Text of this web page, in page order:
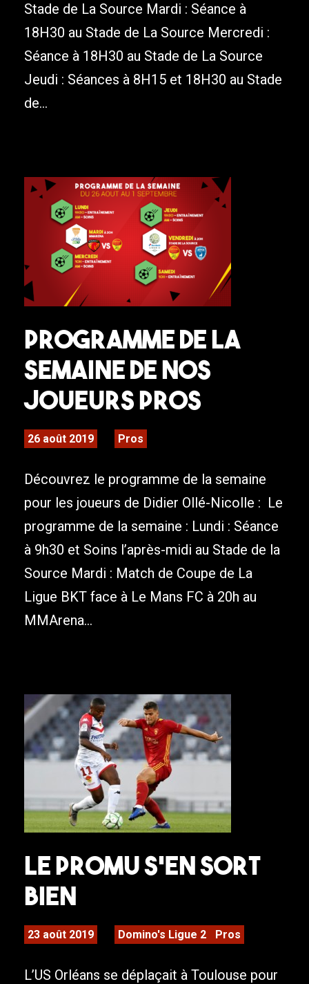
Stade de La Source Mardi : Séance à
18H30 au Stade de La Source Mercredi :
Séance à 18H30 au Stade de La Source
Jeudi : Séances à 8H15 et 18H30 au Stade
de...
Programme de la
semaine de nos
joueurs pros
26 août 2019 Pros
Découvrez le programme de la semaine
pour les joueurs de Didier Ollé-Nicolle : Le
programme de la semaine : Lundi : Séance
à 9h30 et Soins l’après-midi au Stade de la
Source Mardi : Match de Coupe de La
Ligue BKT face à Le Mans FC à 20h au
MMArena...
Le promu s’en sort
bien
23 août 2019 Domino's Ligue 2 Pros
L’US Orléans se déplaçait à Toulouse pour